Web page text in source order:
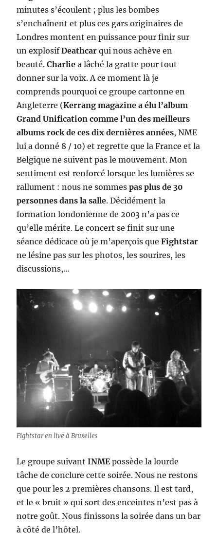
minutes s’écoulent ; plus les bombes
s’enchaînent et plus ces gars originaires de
Londres montent en puissance pour finir sur
un explosifDeathcar qui nous achève en
beauté.Charlie a lâché la gratte pour tout
donner sur la voix. A ce moment là je
comprends pourquoi ce groupe cartonne en
Angleterre (Kerrang magazine a élu l’album
Grand Unification comme l’un des meilleurs
albums rock de ces dix dernières années, NME
lui a donné 8 / 10) et regrette que la France et la
Belgique ne suivent pas le mouvement. Mon
sentiment est renforcé lorsque les lumières se
rallument : nous ne sommespas plus de 30
personnes dans la salle. Décidément la
formation londonienne de 2003 n’a pas ce
qu’elle mérite. Le concert se finit sur une
séance dédicace où je m’aperçois queFightstar
ne lésine pas sur les photos, les sourires, les
discussions,…
Fightstar en live à Bruxelles
Le groupe suivantINMEpossède la lourde
tâche de conclure cette soirée. Nous ne restons
que pour les 2 premières chansons. Il est tard,
et le « bruit » qui sort des enceintes n’est pas à
notre goût. Nous finissons la soirée dans un bar
à côté de l’hôtel.